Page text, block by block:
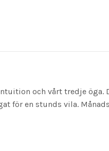
och vårt tredje öga.
för en stunds vila.